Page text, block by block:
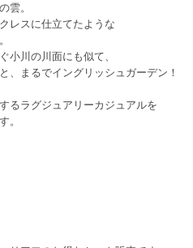
雲。
レスに仕立てたような
小川の川面にも似て、
、まるでイングリッシュガーデン！
るラグジュアリーカジュアルを
。